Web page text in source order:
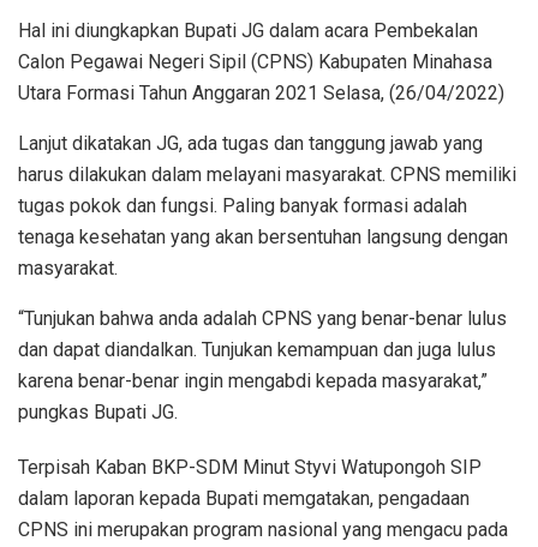
Hal ini diungkapkan Bupati JG dalam acara Pembekalan
Calon Pegawai Negeri Sipil (CPNS) Kabupaten Minahasa
Utara Formasi Tahun Anggaran 2021 Selasa, (26/04/2022)
Lanjut dikatakan JG, ada tugas dan tanggung jawab yang
harus dilakukan dalam melayani masyarakat. CPNS memiliki
tugas pokok dan fungsi. Paling banyak formasi adalah
tenaga kesehatan yang akan bersentuhan langsung dengan
masyarakat.
“Tunjukan bahwa anda adalah CPNS yang benar-benar lulus
dan dapat diandalkan. Tunjukan kemampuan dan juga lulus
karena benar-benar ingin mengabdi kepada masyarakat,”
pungkas Bupati JG.
Terpisah Kaban BKP-SDM Minut Styvi Watupongoh SIP
dalam laporan kepada Bupati memgatakan, pengadaan
CPNS ini merupakan program nasional yang mengacu pada